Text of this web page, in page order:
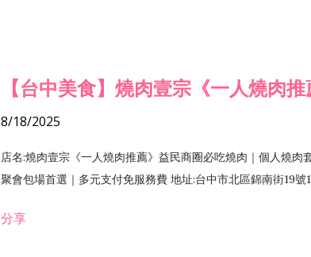
【台中美食】燒肉壹宗《一人燒肉
8/18/2025
店名:燒肉壹宗《一人燒肉推薦》益民商圈必吃燒肉｜個人燒肉
聚會包場首選｜多元支付免服務費 地址:台中市北區錦南街19號
分享